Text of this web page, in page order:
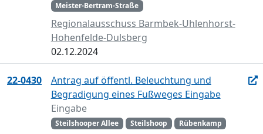
Meister-Bertram-Straße
Regionalausschuss Barmbek-Uhlenhorst-
Hohenfelde-Dulsberg
02.12.2024
22-0430
Antrag auf öffentl. Beleuchtung und
Begradigung eines Fußweges Eingabe
Eingabe
Steilshooper Allee Steilshoop Rübenkamp